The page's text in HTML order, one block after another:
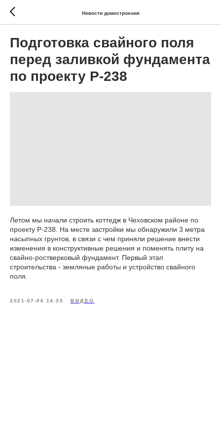
Новости домостроения
Подготовка свайного поля
перед заливкой фундамента
по проекту Р-238
Летом мы начали строить коттедж в Чеховском районе по
проекту Р-238. На месте застройки мы обнаружили 3 метра
насыпных грунтов, в связи с чем приняли решение внести
изменения в конструктивные решения и поменять плиту на
свайно-ростверковый фундамент. Первый этап
строительства - земляные работы и устройство свайного
поля.
2021-07-06 14:30 ВИДЕО